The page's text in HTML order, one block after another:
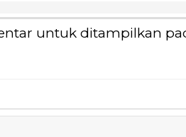
untuk ditampilkan